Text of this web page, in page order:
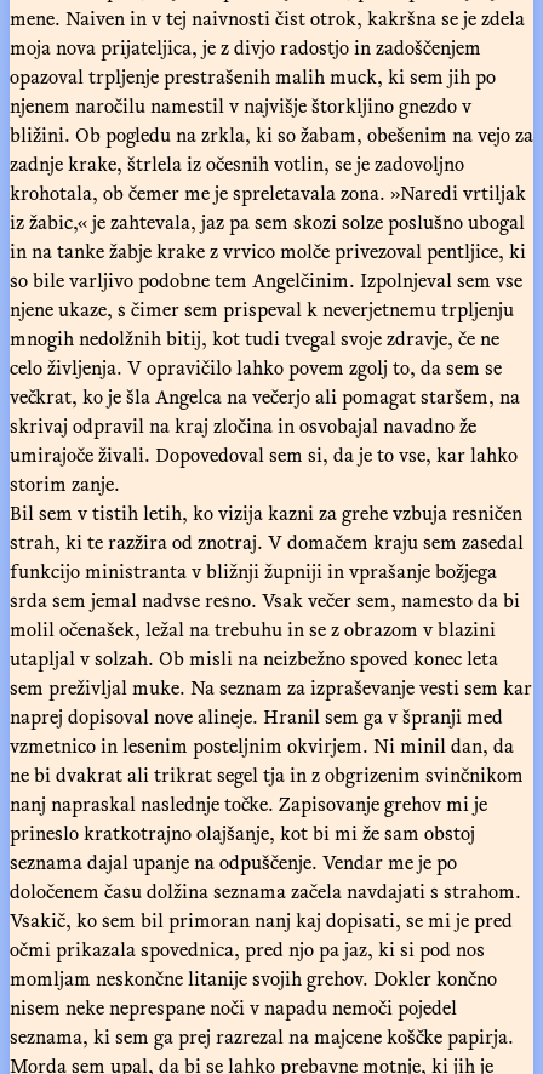
mene. Naiven in v tej naivnosti čist otrok, kakršna se je zdela
moja nova prijateljica, je z divjo radostjo in zadoščenjem
opazoval trpljenje prestrašenih malih muck, ki sem jih po
njenem naročilu namestil v najvišje štorkljino gnezdo v
bližini. Ob pogledu na zrkla, ki so žabam, obešenim na vejo za
zadnje krake, štrlela iz očesnih votlin, se je zadovoljno
krohotala, ob čemer me je spreletavala zona. »Naredi vrtiljak
iz žabic,« je zahtevala, jaz pa sem skozi solze poslušno ubogal
in na tanke žabje krake z vrvico molče privezoval pentljice, ki
so bile varljivo podobne tem Angelčinim. Izpolnjeval sem vse
njene ukaze, s čimer sem prispeval k neverjetnemu trpljenju
mnogih nedolžnih bitij, kot tudi tvegal svoje zdravje, če ne
celo življenja. V opravičilo lahko povem zgolj to, da sem se
večkrat, ko je šla Angelca na večerjo ali pomagat staršem, na
skrivaj odpravil na kraj zločina in osvobajal navadno že
umirajoče živali. Dopovedoval sem si, da je to vse, kar lahko
storim zanje.
Bil sem v tistih letih, ko vizija kazni za grehe vzbuja resničen
strah, ki te razžira od znotraj. V domačem kraju sem zasedal
funkcijo ministranta v bližnji župniji in vprašanje božjega
srda sem jemal nadvse resno. Vsak večer sem, namesto da bi
molil očenašek, ležal na trebuhu in se z obrazom v blazini
utapljal v solzah. Ob misli na neizbežno spoved konec leta
sem preživljal muke. Na seznam za izpraševanje vesti sem kar
naprej dopisoval nove alineje. Hranil sem ga v špranji med
vzmetnico in lesenim posteljnim okvirjem. Ni minil dan, da
ne bi dvakrat ali trikrat segel tja in z obgrizenim svinčnikom
nanj napraskal naslednje točke. Zapisovanje grehov mi je
prineslo kratkotrajno olajšanje, kot bi mi že sam obstoj
seznama dajal upanje na odpuščenje. Vendar me je po
določenem času dolžina seznama začela navdajati s strahom.
Vsakič, ko sem bil primoran nanj kaj dopisati, se mi je pred
očmi prikazala spovednica, pred njo pa jaz, ki si pod nos
momljam neskončne litanije svojih grehov. Dokler končno
nisem neke neprespane noči v napadu nemoči pojedel
seznama, ki sem ga prej razrezal na majcene koščke papirja.
Morda sem upal, da bi se lahko prebavne motnje, ki jih je